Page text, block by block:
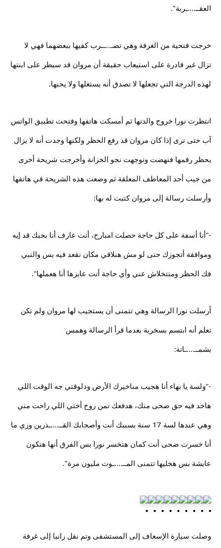
العقــ....ـربة".
خرجت فتحية من الغرفة وهي تضـ...ــرب كفيها ببعضهما فهي لا
تزال غير قادرة على استيعاب حقيقة أن مروان قد سيطر على ابنتها
لهذه الدرجة التي تجعلها لا تصدق أنه يستغلها ولا يحبها.
انتظرت نورا خروج والدتها ثم أمسكت هاتفها وفتحت تطبيق الواتس
آب حتى ترى إذا كان مروان قد رفع الحظر ولكنها وجدت أنه لا يزال
يحظر رقمها فنهضت وتوجهت نحو الخزانة وأخرجت شريحة أخرى
من جيب أحد المعاطف المعلقة ثم وضعت هذه الشريحة في هاتفها
وأرسلت رسالة إلى مروان كتبت له بها:
-"أنا أسفة على كل حاجة حصلت امبارح، أنت عارف أنا بحبك قد إيه
وموافقة أتجوزك حتى لو مش هنلاقي مكان نقعد فيه بس والنبي
فك الحظر ومتتخلاش عني وأي حاجة أنت عايزها أنا هعملها".
أرسلت نورا الرسالة وهي تتمنى أن يستجيب لها مروان ولم تكن
تعلم أنه ابتسم بسخرية بعدما قرأ الرسالة وهمس
بشمــ....ـاتة:
-"ولسة يا بهاء أنا هجيب مناخيرك الأرض ودلوقتي جه الوقت اللي
هاخد فيه حق ضحى منك، هدفعك تمن روح أختي اللي راحت مني
وهي عندها لسة 17 سنة بسببك أنت وأصحابك القــ....ـذرين وزي ما
أنا خسرت ضحى أنت كمان هتخسر نورا بس الفرق أنها هتكون
عايشة بس هخليها تتمنى المــ....ـوت مليون مرة".
وصلت سيارة الإسعاف إلى المستشفى وتم نقل رانيا إلى غرفة